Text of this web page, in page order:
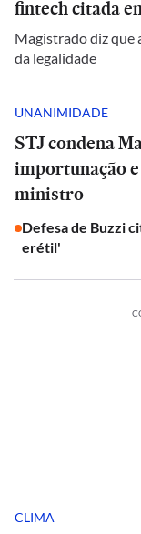
fintech citada
Magistrado diz que
da legalidade
UNANIMIDADE
STJ condena
importunação
ministro
Defesa de Buzzi
erétil'
CLIMA